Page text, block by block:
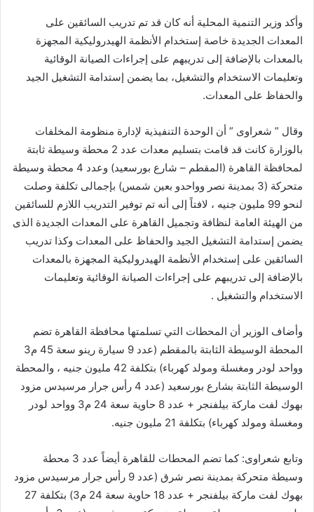
وأكد وزير التنمية المحلية أنه كان قد تم تدريب السائقين على
المعدات الجديدة خاصة إستخدام الأنظمة الهيدروليكية المجهزة
بالمعدات بالإضافة إلى تدريبهم على إجراءات الصيانة الوقائية
وتعليمات الاستخدام والتشغيل، بما يضمن إستدامة التشغيل الجيد
والحفاظ على المعدات.
وقال ” شعراوى ” أن الوحدة التنفيذية لإدارة منظومة المخلفات
بالوزارة كانت قد قامت بتسليم معدات عدد 2 محطة وسيطة ثابتة
لمحافظة القاهرة (المقطم – شارع بورسعيد) وعدد 4 محطة وسيطة
متحركة (3 بمدينة نصر وواحدو بعين شمس) بإجمالى تكلفة وصلت
لنحو 99 مليون جنيه ، لافتاً إلى أنه تم توفير التدريب اللازم للسائقين
من الهيئة العامة لنظافة وتجميل القاهرة على المعدات الجديدة الذى
يضمن إستدامة التشغيل الجيد والحفاظ على المعدات وكذا تدريب
السائقين على إستخدام الأنظمة الهيدروليكية المجهزة بالمعدات
بالإضافة إلى تدريبهم على إجراءات الصيانة الوقائية وتعليمات
الاستخدام والتشغيل .
وأضاف الوزير أن المحطات التي تسلمتها محافظة القاهرة تضم
المحطة الوسيطة الثابتة بالمقطم (عدد 9 سيارة رينو سعة 45 م3
وواحد لودر ومغسلة ومولد كهرباء) بتكلفة 42 مليون جنيه ، والمحطة
الوسيطة الثابتة بشارع بورسعيد (عدد 4 رأس جرار مرسيدس مزود
بهوك لفت ماركة بيلفنجر + عدد 8 حاوية سعة 24 م3 وواحد لودر
ومغسلة ومولد كهرباء) بتكلفة 21 مليون جنيه.
وتابع شعراوى: كما تضم المحطات للقاهرة أيضاً عدد 3 محطة
وسيطة متحركة بمدينة نصر شرق (عدد 9 رأس جرار مرسيدس مزود
بهوك لفت ماركة بيلفنجر + عدد 18 حاوية سعة 24 م3) بتكلفة 27